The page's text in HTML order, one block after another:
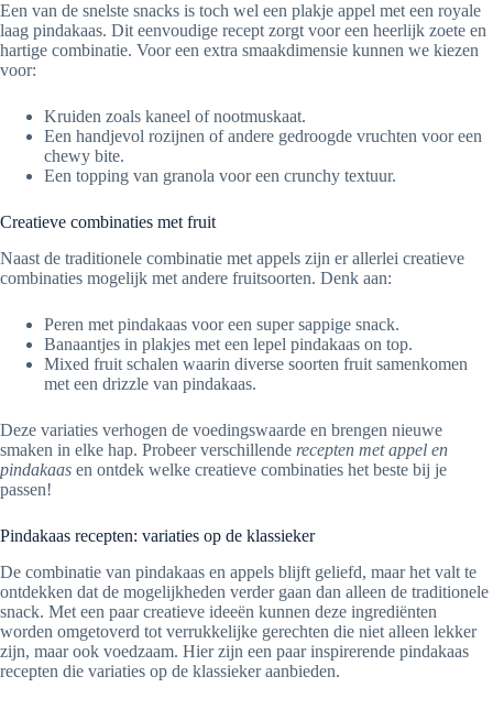
Een van de snelste snacks is toch wel een plakje appel met een royale
laag pindakaas. Dit eenvoudige recept zorgt voor een heerlijk zoete en
hartige combinatie. Voor een extra smaakdimensie kunnen we kiezen
voor:
Kruiden zoals kaneel of nootmuskaat.
Een handjevol rozijnen of andere gedroogde vruchten voor een
chewy bite.
Een topping van granola voor een crunchy textuur.
Creatieve combinaties met fruit
Naast de traditionele combinatie met appels zijn er allerlei creatieve
combinaties mogelijk met andere fruitsoorten. Denk aan:
Peren met pindakaas voor een super sappige snack.
Banaantjes in plakjes met een lepel pindakaas on top.
Mixed fruit schalen waarin diverse soorten fruit samenkomen
met een drizzle van pindakaas.
Deze variaties verhogen de voedingswaarde en brengen nieuwe
smaken in elke hap. Probeer verschillende recepten met appel en
pindakaas en ontdek welke creatieve combinaties het beste bij je
passen!
Pindakaas recepten: variaties op de klassieker
De combinatie van pindakaas en appels blijft geliefd, maar het valt te
ontdekken dat de mogelijkheden verder gaan dan alleen de traditionele
snack. Met een paar creatieve ideeën kunnen deze ingrediënten
worden omgetoverd tot verrukkelijke gerechten die niet alleen lekker
zijn, maar ook voedzaam. Hier zijn een paar inspirerende pindakaas
recepten die variaties op de klassieker aanbieden.